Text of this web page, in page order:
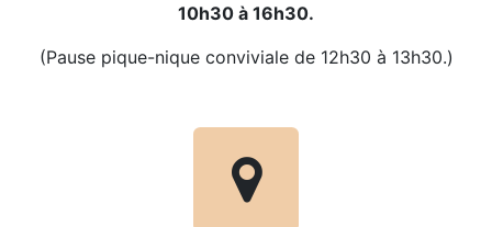
10h30 à 16h30.
(Pause pique-nique conviviale de 12h30 à 13h30.)